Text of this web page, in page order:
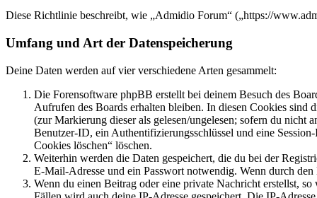
Diese Richtlinie beschreibt, wie „Admidio Forum“ („https://
Umfang und Art der Datenspeicherung
Deine Daten werden auf vier verschiedene Arten gesammelt:
Die Forensoftware phpBB erstellt bei deinem Besuch des
Aufrufen des Boards erhalten bleiben. In diesen Cookies
(zur Markierung dieser als gelesen/ungelesen; sofern du nicht
Benutzer-ID, ein Authentifizierungsschlüssel und eine
Cookies löschen“ löschen.
Weiterhin werden die Daten gespeichert, die du bei der
E-Mail-Adresse und ein Passwort notwendig. Wenn durch
Wenn du einen Beitrag oder eine private Nachricht erstellst,